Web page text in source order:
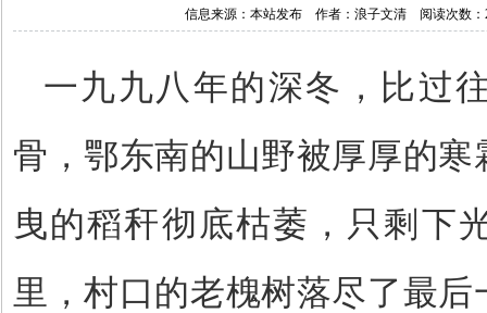
信息来源：本站发布 作者：浪子文清 阅读次数：
一九九八年的深冬，比过
骨，鄂东南的山野被厚厚的
曳的稻秆彻底枯萎，只剩下
里，村口的老槐树落尽了最